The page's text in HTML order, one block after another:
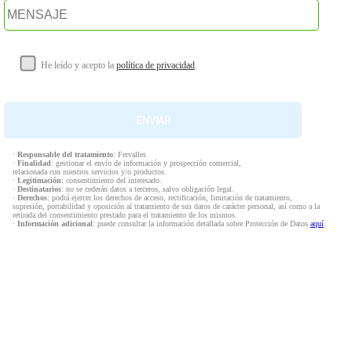
He leído y acepto la política de privacidad.
· Responsable del tratamiento: Fervalles
· Finalidad: gestionar el envío de información y prospección comercial,
relacionada con nuestros servicios y/o productos.
· Legitimación: consentimiento del interesado.
· Destinatarios: no se cederán datos a terceros, salvo obligación legal.
· Derechos: podrá ejercer los derechos de acceso, rectificación, limitación de tratamiento,
supresión, portabilidad y oposición al tratamiento de sus datos de carácter personal, así como a la
retirada del consentimiento prestado para el tratamiento de los mismos.
· Información adicional: puede consultar la información detallada sobre Protección de Datos aquí.